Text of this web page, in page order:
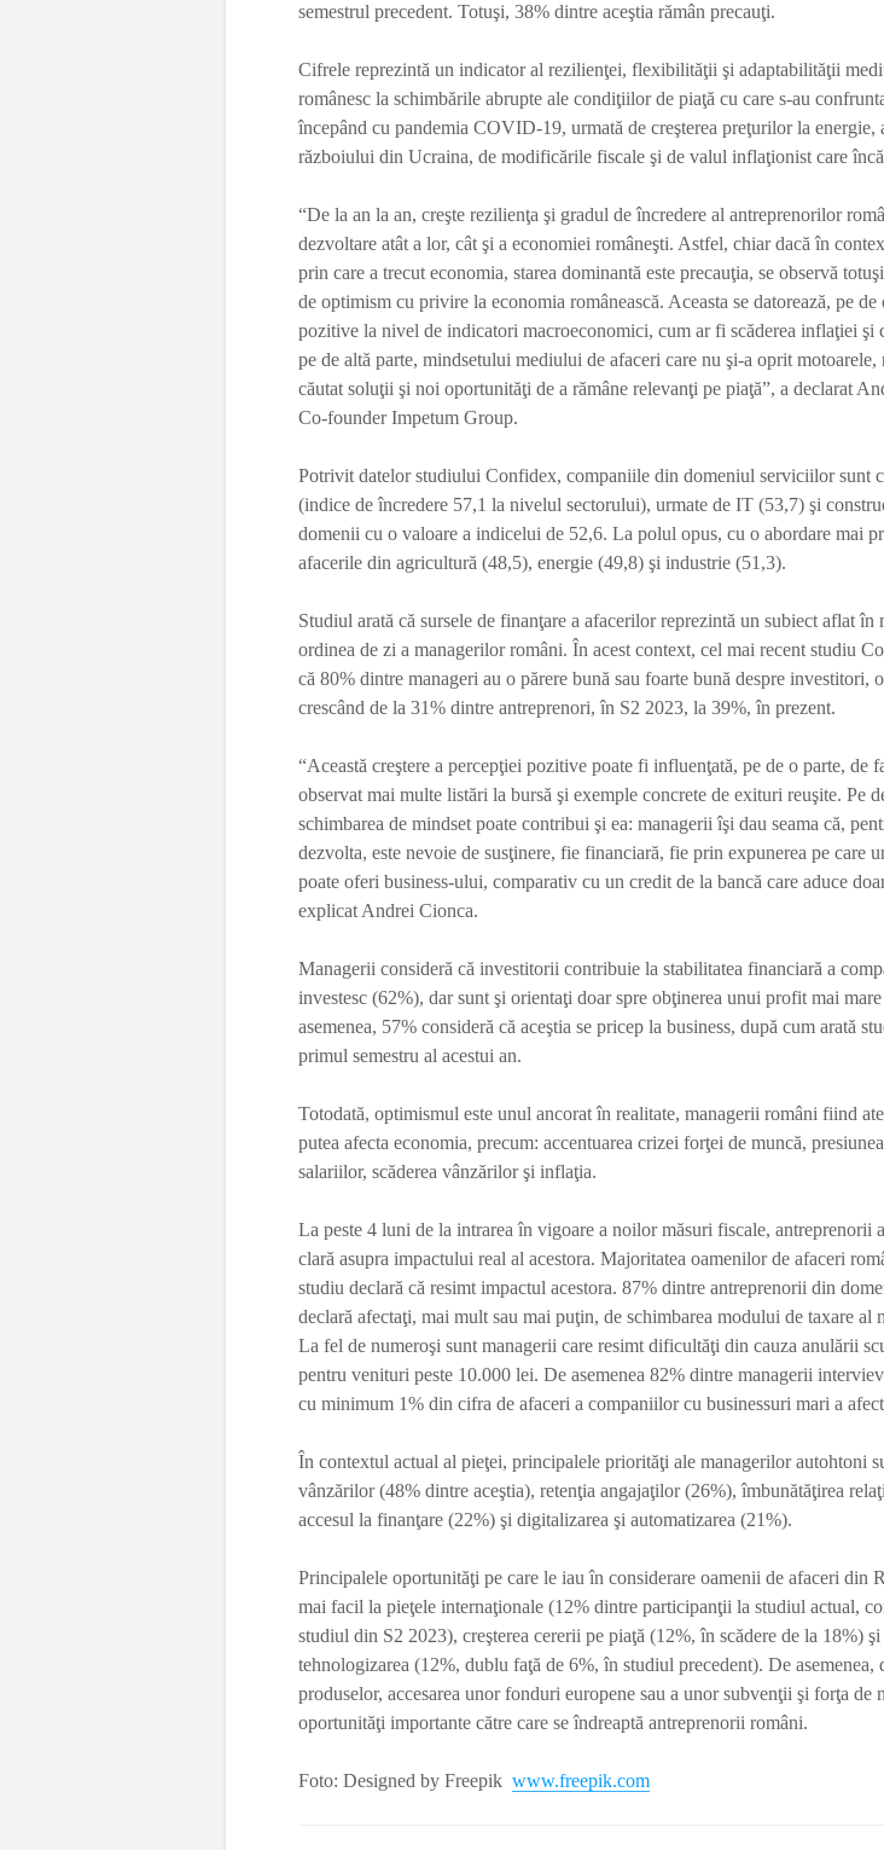
semestrul precedent. Totuşi, 38% dintre aceştia rămân precauţi.
Cifrele reprezintă un indicator al rezilienţei, flexibilităţii şi adaptabilităţii
românesc la schimbările abrupte ale condiţiilor de piaţă cu care s-au
începând cu pandemia COVID-19, urmată de creşterea preţurilor la energie,
războiului din Ucraina, de modificările fiscale şi de valul inflaţionist care
“De la an la an, creşte rezilienţa şi gradul de încredere al antreprenorilor
dezvoltare atât a lor, cât şi a economiei româneşti. Astfel, chiar dacă în
prin care a trecut economia, starea dominantă este precauţia, se observă
de optimism cu privire la economia românească. Aceasta se datorează, pe de
pozitive la nivel de indicatori macroeconomici, cum ar fi scăderea inflaţiei şi
pe de altă parte, mindsetului mediului de afaceri care nu şi-a oprit motoarele,
căutat soluţii şi noi oportunităţi de a rămâne relevanţi pe piaţă”, a declarat
Co-founder Impetum Group.
Potrivit datelor studiului Confidex, companiile din domeniul serviciilor sunt
(indice de încredere 57,1 la nivelul sectorului), urmate de IT (53,7) şi
domenii cu o valoare a indicelui de 52,6. La polul opus, cu o abordare mai
afacerile din agricultură (48,5), energie (49,8) şi industrie (51,3).
Studiul arată că sursele de finanţare a afacerilor reprezintă un subiect aflat în
ordinea de zi a managerilor români. În acest context, cel mai recent studiu
că 80% dintre manageri au o părere bună sau foarte bună despre investitori,
crescând de la 31% dintre antreprenori, în S2 2023, la 39%, în prezent.
“Această creştere a percepţiei pozitive poate fi influenţată, pe de o parte, de
observat mai multe listări la bursă şi exemple concrete de exituri reuşite. Pe
schimbarea de mindset poate contribui şi ea: managerii îşi dau seama că,
dezvolta, este nevoie de susţinere, fie financiară, fie prin expunerea pe care
poate oferi business-ului, comparativ cu un credit de la bancă care aduce
explicat Andrei Cionca.
Managerii consideră că investitorii contribuie la stabilitatea financiară a
investesc (62%), dar sunt şi orientaţi doar spre obţinerea unui profit mai
asemenea, 57% consideră că aceştia se pricep la business, după cum arată
primul semestru al acestui an.
Totodată, optimismul este unul ancorat în realitate, managerii români fiind
putea afecta economia, precum: accentuarea crizei forţei de muncă,
salariilor, scăderea vânzărilor şi inflaţia.
La peste 4 luni de la intrarea în vigoare a noilor măsuri fiscale, antreprenorii
clară asupra impactului real al acestora. Majoritatea oamenilor de afaceri
studiu declară că resimt impactul acestora. 87% dintre antreprenorii din
declară afectaţi, mai mult sau mai puţin, de schimbarea modului de taxare al
La fel de numeroşi sunt managerii care resimt dificultăţi din cauza anulării
pentru venituri peste 10.000 lei. De asemenea 82% dintre managerii
cu minimum 1% din cifra de afaceri a companiilor cu businessuri mari a
În contextul actual al pieţei, principalele priorităţi ale managerilor autohtoni
vânzărilor (48% dintre aceştia), retenţia angajaţilor (26%), îmbunătăţirea
accesul la finanţare (22%) şi digitalizarea şi automatizarea (21%).
Principalele oportunităţi pe care le iau în considerare oamenii de afaceri din
mai facil la pieţele internaţionale (12% dintre participanţii la studiul actual,
studiul din S2 2023), creşterea cererii pe piaţă (12%, în scădere de la 18%)
tehnologizarea (12%, dublu faţă de 6%, în studiul precedent). De asemenea,
produselor, accesarea unor fonduri europene sau a unor subvenţii şi forţa de
oportunităţi importante către care se îndreaptă antreprenorii români.
Foto: Designed by Freepik www.freepik.com
1.368 vizualizări
3 min de citit
Decizie la
de la Cernavodă
continuă să
Redactia
o săptămână în urmă
1.358 vizualizări
3 min de citit
Fermierii primesc
crește cu 94,3
lei
Redactia
1.341 vizualizări